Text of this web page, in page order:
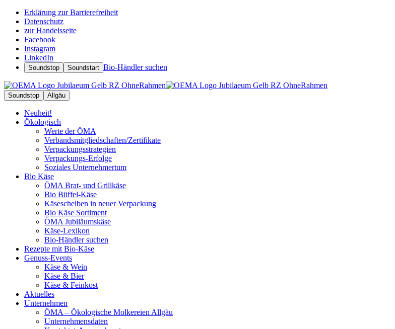
Erklärung zur Barrierefreiheit
Datenschutz
zur Handelsseite
Facebook
Instagram
LinkedIn
Soundstop Soundstart Bio-Händler suchen
Soundstop Allgäu
Neuheit!
Ökologisch
Werte der ÖMA
Verbandsmitgliedschaften/Zertifikate
Verpackungsstrategien
Verpackungs-Erfolge
Soziales Unternehmertum
Bio Käse
ÖMA Brat- und Grillkäse
Bio Büffel-Käse
Käsescheiben in neuer Verpackung
Bio Käse Sortiment
ÖMA Jubiläumskäse
Käse-Lexikon
Bio-Händler suchen
Rezepte mit Bio-Käse
Genuss-Events
Käse & Wein
Käse & Bier
Käse & Feinkost
Aktuelles
Unternehmen
ÖMA – Ökologische Molkereien Allgäu
Unternehmensdaten